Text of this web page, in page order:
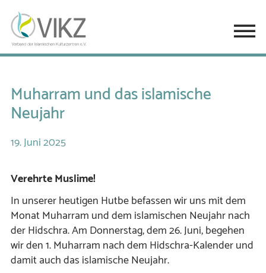
Muharram und das islamische
Neujahr
19.Juni2025
Verehrte Muslime!
In unserer heutigen Hutbe befassen wir uns mit dem
Monat Muharram und dem islamischen Neujahr nach
der Hidschra. Am Donnerstag, dem 26. Juni, begehen
wir den 1. Muharram nach dem Hidschra-Kalender und
damit auch das islamische Neujahr.